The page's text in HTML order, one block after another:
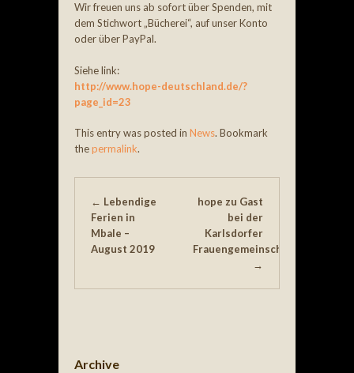
Wir freuen uns ab sofort über Spenden, mit
dem Stichwort „Bücherei“, auf unser Konto
oder über PayPal.
Siehe link:
http://www.hope-deutschland.de/?
page_id=23
This entry was posted in News. Bookmark
thepermalink.
← Lebendige
Ferien in
Mbale –
August 2019
hope zu Gast
bei der
Karlsdorfer
Frauengemeinschaft
→
Archive